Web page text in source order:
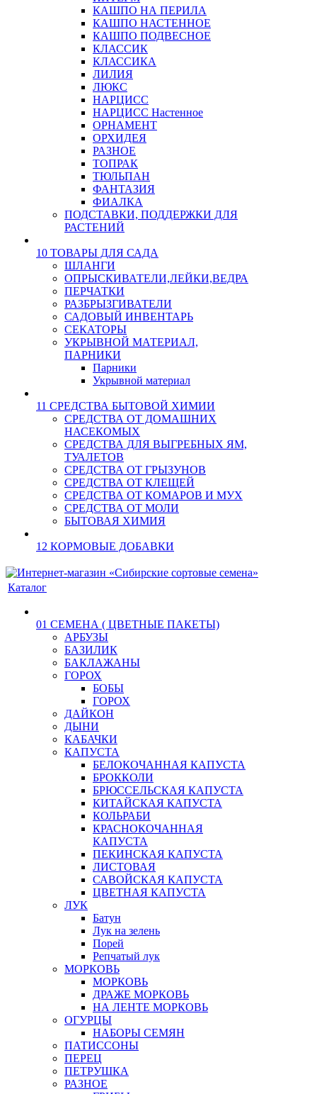
КАШПО НА ПЕРИЛА
КАШПО НАСТЕННОЕ
КАШПО ПОДВЕСНОЕ
КЛАССИК
КЛАССИКА
ЛИЛИЯ
ЛЮКС
НАРЦИСС
НАРЦИСС Настенное
ОРНАМЕНТ
ОРХИДЕЯ
РАЗНОЕ
ТОПРАК
ТЮЛЬПАН
ФАНТАЗИЯ
ФИАЛКА
ПОДСТАВКИ, ПОДДЕРЖКИ ДЛЯ
РАСТЕНИЙ
10 ТОВАРЫ ДЛЯ САДА
ШЛАНГИ
ОПРЫСКИВАТЕЛИ,ЛЕЙКИ,ВЕДРА
ПЕРЧАТКИ
РАЗБРЫЗГИВАТЕЛИ
САДОВЫЙ ИНВЕНТАРЬ
СЕКАТОРЫ
УКРЫВНОЙ МАТЕРИАЛ,
ПАРНИКИ
Парники
Укрывной материал
11 СРЕДСТВА БЫТОВОЙ ХИМИИ
СРЕДСТВА ОТ ДОМАШНИХ
НАСЕКОМЫХ
СРЕДСТВА ДЛЯ ВЫГРЕБНЫХ ЯМ,
ТУАЛЕТОВ
СРЕДСТВА ОТ ГРЫЗУНОВ
СРЕДСТВА ОТ КЛЕЩЕЙ
СРЕДСТВА ОТ КОМАРОВ И МУХ
СРЕДСТВА ОТ МОЛИ
БЫТОВАЯ ХИМИЯ
12 КОРМОВЫЕ ДОБАВКИ
Каталог
01 СЕМЕНА ( ЦВЕТНЫЕ ПАКЕТЫ)
АРБУЗЫ
БАЗИЛИК
БАКЛАЖАНЫ
ГОРОХ
БОБЫ
ГОРОХ
ДАЙКОН
ДЫНИ
КАБАЧКИ
КАПУСТА
БЕЛОКОЧАННАЯ КАПУСТА
БРОККОЛИ
БРЮССЕЛЬСКАЯ КАПУСТА
КИТАЙСКАЯ КАПУСТА
КОЛЬРАБИ
КРАСНОКОЧАННАЯ
КАПУСТА
ПЕКИНСКАЯ КАПУСТА
ЛИСТОВАЯ
САВОЙСКАЯ КАПУСТА
ЦВЕТНАЯ КАПУСТА
ЛУК
Батун
Лук на зелень
Порей
Репчатый лук
МОРКОВЬ
МОРКОВЬ
ДРАЖЕ МОРКОВЬ
НА ЛЕНТЕ МОРКОВЬ
ОГУРЦЫ
НАБОРЫ СЕМЯН
ПАТИССОНЫ
ПЕРЕЦ
ПЕТРУШКА
РАЗНОЕ